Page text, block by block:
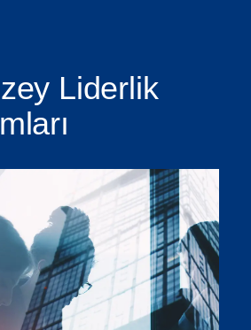
Liderlik